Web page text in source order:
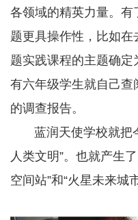
各领域的精英力量。有
题更具操作性，比如
题实践课程的主题确定
有六年级学生就自己
的调查报告。
蓝润天使学校就把
人类文明”。也就产生
空间站”和“火星未来城